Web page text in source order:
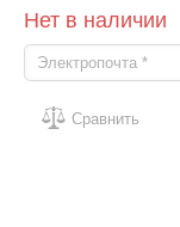
Нет в наличии
Сравнить